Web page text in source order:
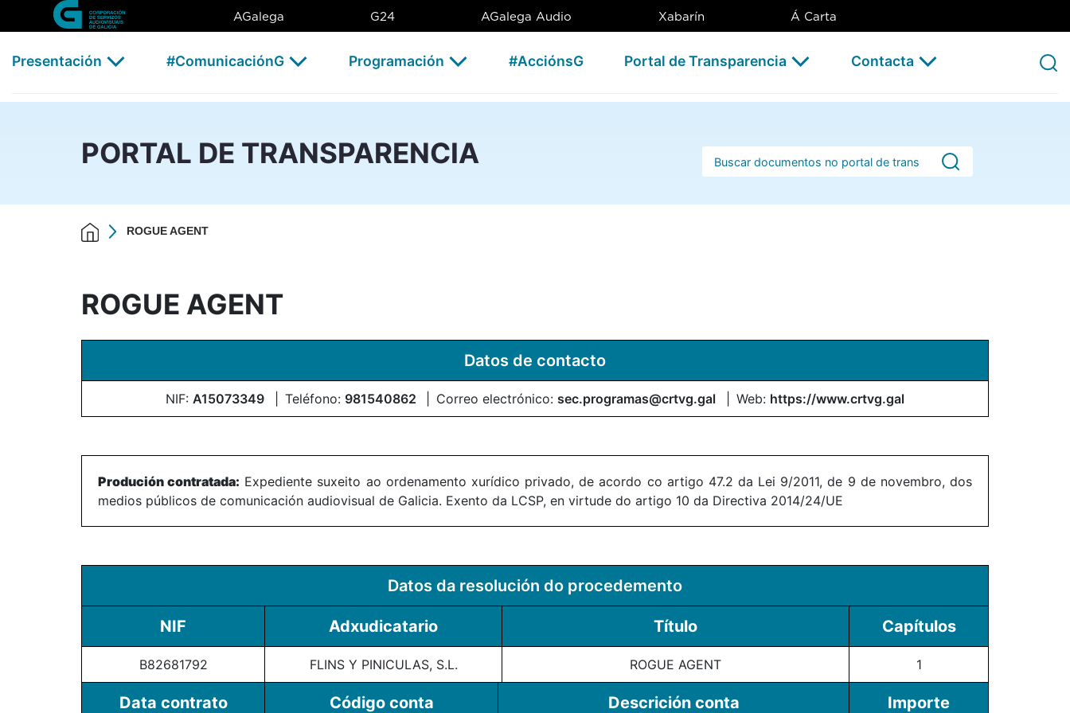
Skip to Main Content
ROGUE AGENT - CSAG
AGalega G24 AGalega Audio Xabarín Á Carta
Presentación #ComunicaciónG Programación #AcciónsG Portal de Transparencia Contacta
PORTAL DE TRANSPARENCIA Barra de busca
ROGUE AGENT
ROGUE AGENT
Datos de contacto
NIF: A15073349 Teléfono: 981540862 Correo electrónico: sec.programas@crtvg.gal Web: https://www.crtvg.gal
Produción contratada: Expediente suxeito ao ordenamento xurídico privado, de acordo co artigo 47.2 da Lei 9/2011, de 9 de novembro, dos
medios públicos de comunicación audiovisual de Galicia. Exento da LCSP, en virtude do artigo 10 da Directiva 2014/24/UE
Datos da resolución do procedemento
NIF Adxudicatario Título Capítulos
B82681792 FLINS Y PINICULAS, S.L. ROGUE AGENT 1
Data contrato Código conta Descrición conta Importe